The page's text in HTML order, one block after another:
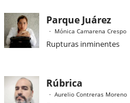
Parque Juárez
Mónica Camarena Crespo
Rupturas inminentes
Rúbrica
Aurelio Contreras Moreno